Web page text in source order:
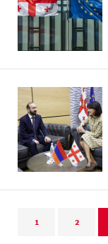
1 2